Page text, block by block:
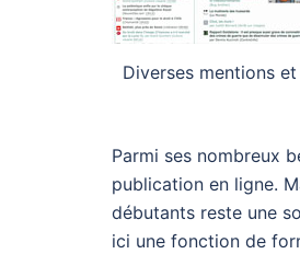
Diverses mentions
Parmi ses nombreux
publication en ligne.
débutants reste une
ici une fonction de